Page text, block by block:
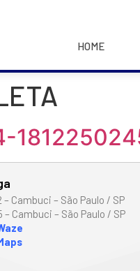
HOME
Cambuci – São Paulo / SP
– Cambuci – São Paulo / SP